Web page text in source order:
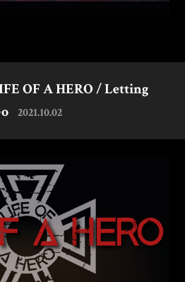
OF A HERO / Letting
2021.10.02